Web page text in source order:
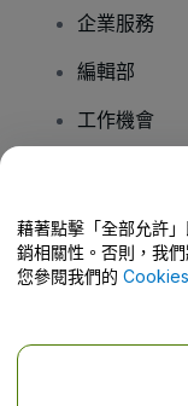
企業服務
編輯部
工作機會
幫助中心 /
藉著點擊「全部允許
銷相關性。否則，我
您參閱我們的